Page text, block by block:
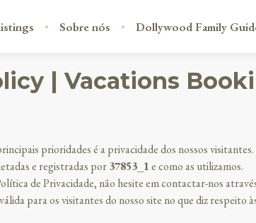
Sobre nós Dollywood Family
| Vacations
prioridades é a privacidade dos nossos visitantes.
e registradas por37853_1e como as utilizamos.
de Privacidade, não hesite em contactar-nos
para os visitantes do nosso site no que diz